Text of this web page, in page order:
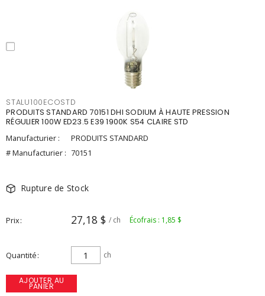
STALU100ECOSTD
PRODUITS STANDARD 70151 DHI SODIUM À HAUTE PRESSION
RÉGULIER 100W ED23.5 E39 1900K S54 CLAIRE STD
Manufacturier :
PRODUITS STANDARD
# Manufacturier : 70151
Rupture de Stock
Prix 27,18 $ / ch Écofrais : 1,85 $
Quantité ch
AJOUTER AU
PANIER